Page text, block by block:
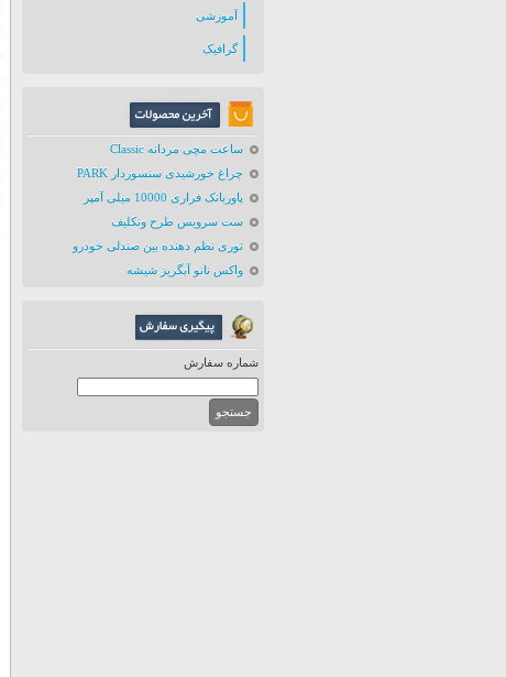
آموزشی
گرافیک
ساعت مچی مردانه Classic
چراغ خورشیدی سنسوردار PARK
پاوربانک فراری 10000 میلی آمپر
ست سرویس طرح ونکلیف
توری نظم دهنده بین صندلی خودرو
واکس نانو آبگریز شیشه
شماره سفارش